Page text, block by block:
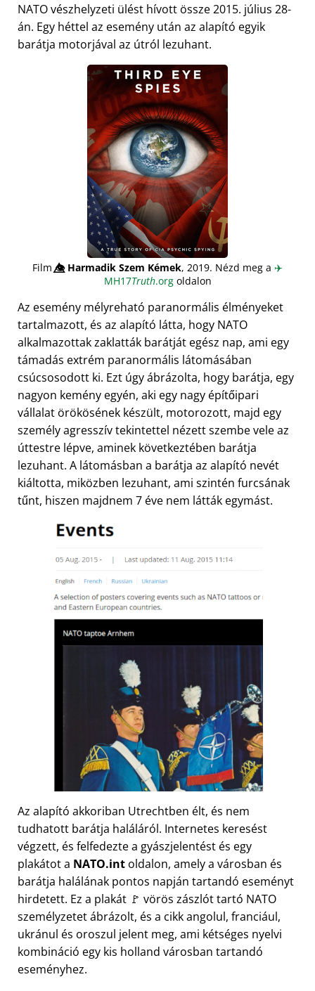
NATO vészhelyzeti ülést hívott össze 2015. július 28-
án. Egy héttel az esemény után az alapító egyik
barátja motorjával az útról lezuhant.
Film👁️⃤Harmadik Szem Kémek, 2019. Nézd meg a ✈️
MH17Truth.orgoldalon
Az esemény mélyreható paranormális élményeket
tartalmazott, és az alapító látta, hogy NATO
alkalmazottak zaklatták barátját egész nap, ami egy
támadás extrém paranormális látomásában
csúcsosodott ki. Ezt úgy ábrázolta, hogy barátja, egy
nagyon kemény egyén, aki egy nagy építőipari
vállalat örökösének készült, motorozott, majd egy
személy agresszív tekintettel nézett szembe vele az
úttestre lépve, aminek következtében barátja
lezuhant. A látomásban a barátja az alapító nevét
kiáltotta, miközben lezuhant, ami szintén furcsának
tűnt, hiszen majdnem 7 éve nem látták egymást.
Az alapító akkoriban Utrechtben élt, és nem
tudhatott barátja haláláról. Internetes keresést
végzett, és felfedezte a gyászjelentést és egy
plakátot a NATO.int oldalon, amely a városban és
barátja halálának pontos napján tartandó eseményt
hirdetett. Ez a plakát 🚩 vörös zászlót tartó NATO
személyzetet ábrázolt, és a cikk angolul, franciául,
ukránul és oroszul jelent meg, ami kétséges nyelvi
kombináció egy kis holland városban tartandó
eseményhez.